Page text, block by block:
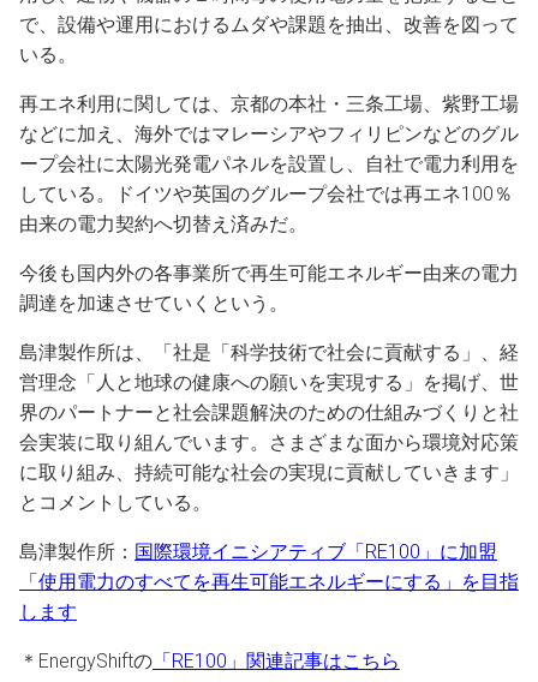
で、設備や運用におけるムダや課題を抽出、改善を図って
いる。
再エネ利用に関しては、京都の本社・三条工場、紫野工場
などに加え、海外ではマレーシアやフィリピンなどのグル
ープ会社に太陽光発電パネルを設置し、自社で電力利用を
している。ドイツや英国のグループ会社では再エネ100％
由来の電力契約へ切替え済みだ。
今後も国内外の各事業所で再生可能エネルギー由来の電力
調達を加速させていくという。
島津製作所は、「社是「科学技術で社会に貢献する」、経
営理念「人と地球の健康への願いを実現する」を掲げ、世
界のパートナーと社会課題解決のための仕組みづくりと社
会実装に取り組んでいます。さまざまな面から環境対応策
に取り組み、持続可能な社会の実現に貢献していきます」
とコメントしている。
島津製作所： 国際環境イニシアティブ「RE100」に加盟
「使用電力のすべてを再生可能エネルギーにする」を目指
します
＊EnergyShiftの 「RE100」関連記事はこちら